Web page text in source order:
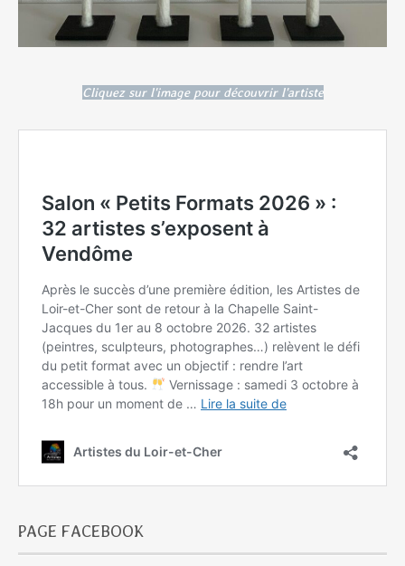
Cliquez sur l'image pour découvrir l'artiste
PAGE FACEBOOK